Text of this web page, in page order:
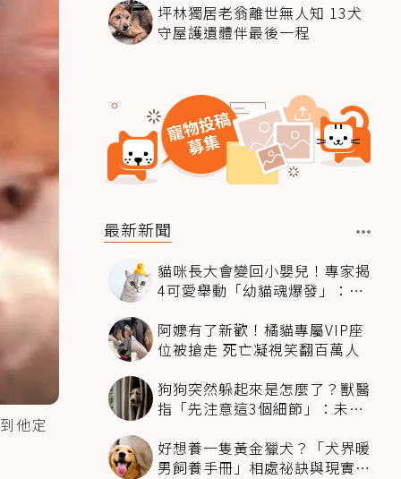
他定
坪林獨居老翁離世無人知 13犬
守屋護遺體伴最後一程
最新新聞
貓咪長大會變回小嬰兒！專家揭
4可愛舉動「幼貓魂爆發」：本
阿嬤有了新歡！橘貓專屬VIP座
位被搶走 死亡凝視笑翻百萬人
狗狗突然躲起來是怎麼了？獸醫
指「先注意這3個細節」：未必
好想養一隻黃金獵犬？「犬界暖
男飼養手冊」相處祕訣與現實面